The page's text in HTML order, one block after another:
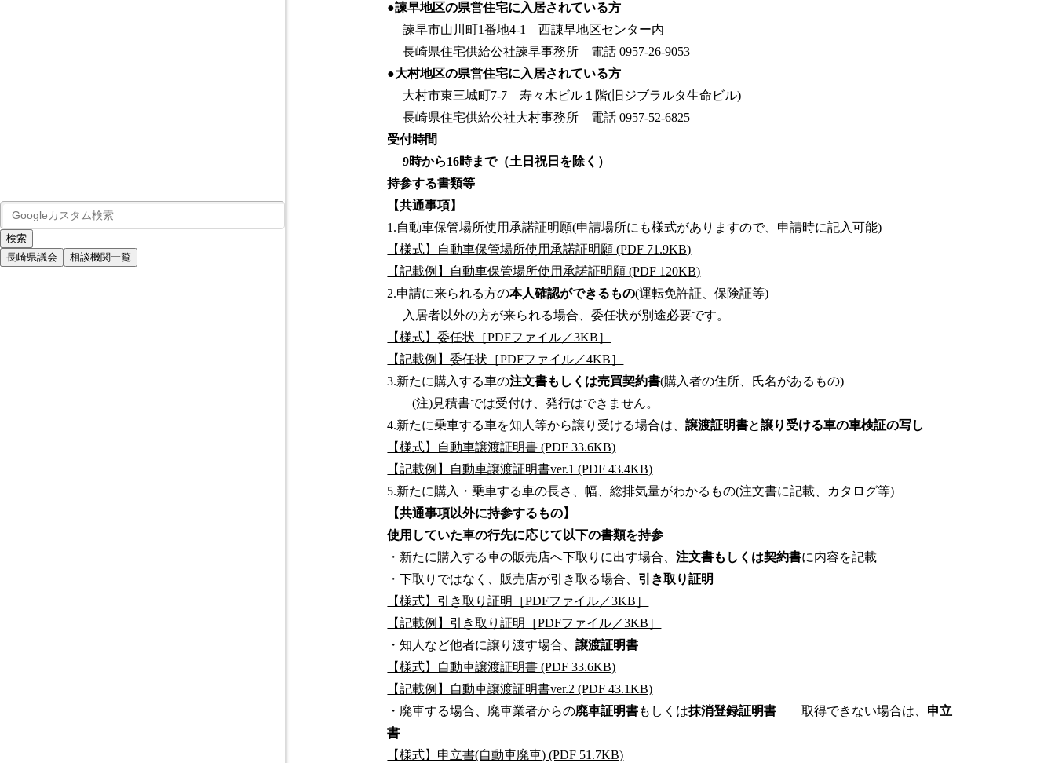
長崎県議会 相談機関一覧
●諫早地区の県営住宅に入居されている方
諫早市山川町1番地4-1 西諌早地区センター内
長崎県住宅供給公社諫早事務所 電話 0957-26-9053
●大村地区の県営住宅に入居されている方
大村市東三城町7-7 寿々木ビル１階(旧ジブラルタ生命ビル)
長崎県住宅供給公社大村事務所 電話 0957-52-6825
受付時間
9時から16時まで（土日祝日を除く）
持参する書類等
【共通事項】
1.自動車保管場所使用承諾証明願(申請場所にも様式がありますので、申請時に記入可能)
【様式】自動車保管場所使用承諾証明願 (PDF 71.9KB)
【記載例】自動車保管場所使用承諾証明願 (PDF 120KB)
2.申請に来られる方の本人確認ができるもの(運転免許証、保険証等)
入居者以外の方が来られる場合、委任状が別途必要です。
【様式】委任状［PDFファイル／3KB］
【記載例】委任状［PDFファイル／4KB］
3.新たに購入する車の注文書もしくは売買契約書(購入者の住所、氏名があるもの)
(注)見積書では受付け、発行はできません。
4.新たに乗車する車を知人等から譲り受ける場合は、譲渡証明書と譲り受ける車の車検証の写し
【様式】自動車譲渡証明書 (PDF 33.6KB)
【記載例】自動車譲渡証明書ver.1 (PDF 43.4KB)
5.新たに購入・乗車する車の長さ、幅、総排気量がわかるもの(注文書に記載、カタログ等)
【共通事項以外に持参するもの】
使用していた車の行先に応じて以下の書類を持参
・新たに購入する車の販売店へ下取りに出す場合、注文書もしくは契約書に内容を記載
・下取りではなく、販売店が引き取る場合、 引き取り証明
【様式】引き取り証明［PDFファイル／3KB］
【記載例】引き取り証明［PDFファイル／3KB］
・知人など他者に譲り渡す場合、譲渡証明書
【様式】自動車譲渡証明書 (PDF 33.6KB)
【記載例】自動車譲渡証明書ver.2 (PDF 43.1KB)
・廃車する場合、廃車業者からの廃車証明書もしくは抹消登録証明書取得できない場合は、 申立
書
【様式】申立書(自動車廃車) (PDF 51.7KB)